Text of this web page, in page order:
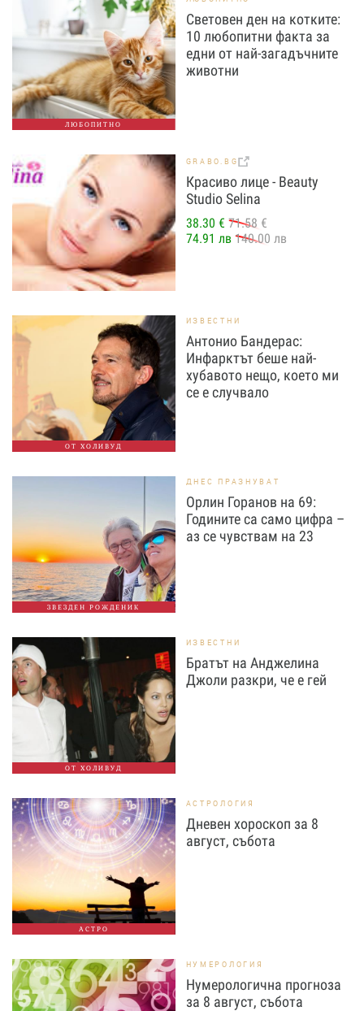
ЛЮБОПИТНО
Световен ден на котките:
10 любопитни факта за
едни от най-загадъчните
животни
GRABO.BG
Красиво лице - Beauty
Studio Selina
38.30 € 71.58 €
74.91 лв 140.00 лв
ОТ ХОЛИВУД
ИЗВЕСТНИ
Антонио Бандерас:
Инфарктът беше най-
хубавото нещо, което ми
се е случвало
ЗВЕЗДЕН РОЖДЕНИК
ДНЕС ПРАЗНУВАТ
Орлин Горанов на 69:
Годините са само цифра –
аз се чувствам на 23
ОТ ХОЛИВУД
ИЗВЕСТНИ
Братът на Анджелина
Джоли разкри, че е гей
АСТРО
АСТРОЛОГИЯ
Дневен хороскоп за 8
август, събота
НУМЕРОЛОГИЯ
Нумерологична прогноза
за 8 август, събота